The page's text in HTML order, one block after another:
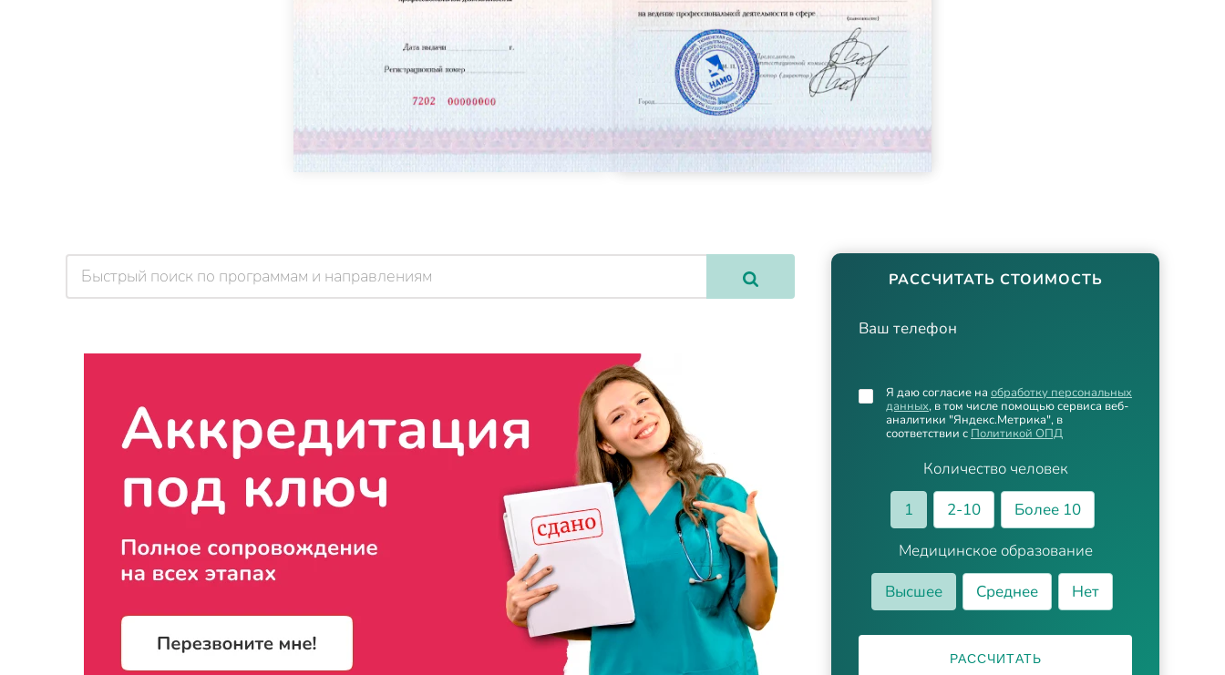
РАССЧИТАТЬ СТОИМОСТЬ
Ваш телефон
Количество человек
1
2-10
Более 10
Медицинское образование
Высшее
Среднее Нет
Я даю согласие на обработку персональных
данных, в том числе помощью сервиса веб-
аналитики "Яндекс.Метрика", в
соответствии с Политикой ОПД
РАССЧИТАТЬ